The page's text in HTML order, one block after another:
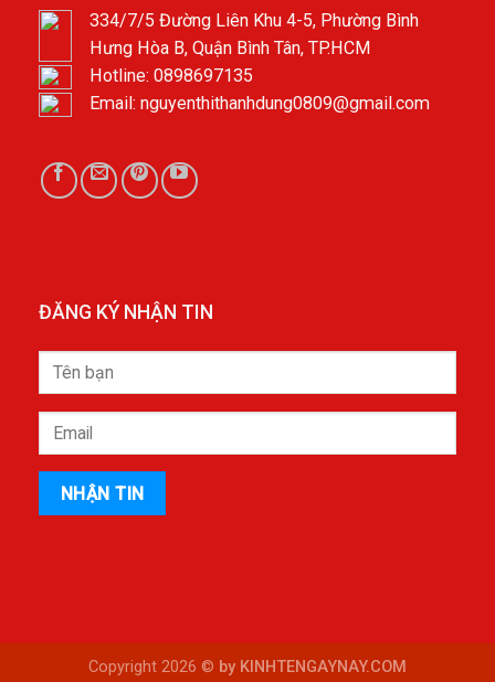
334/7/5 Đường Liên Khu 4-5, Phường Bình
Hưng Hòa B, Quận Bình Tân, TP.HCM
Hotline: 0898697135
Email: nguyenthithanhdung0809@gmail.com
ĐĂNG KÝ NHẬN TIN
Copyright 2026 © by KINHTENGAYNAY.COM